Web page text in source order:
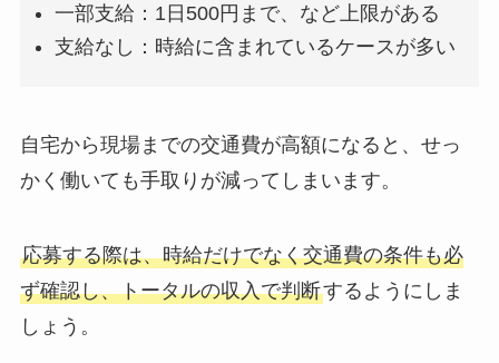
一部支給：1日500円まで、など上限がある
支給なし：時給に含まれているケースが多い
自宅から現場までの交通費が高額になると、せっ
かく働いても手取りが減ってしまいます。
応募する際は、時給だけでなく交通費の条件も必
ず確認し、トータルの収入で判断するようにしま
しょう。